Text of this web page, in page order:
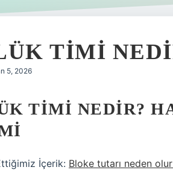
TIMI
5, 2026
TIMI NEDIR?
İçerik: Bloke tutarı neden